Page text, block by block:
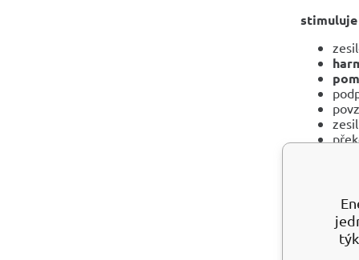
abyste
na
KALCIT
Když s